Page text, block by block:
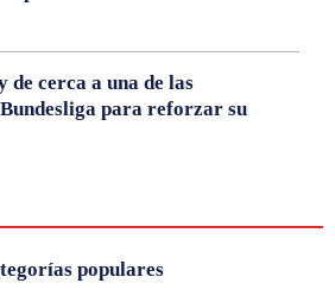
de cerca a una de las
para reforzar su
populares